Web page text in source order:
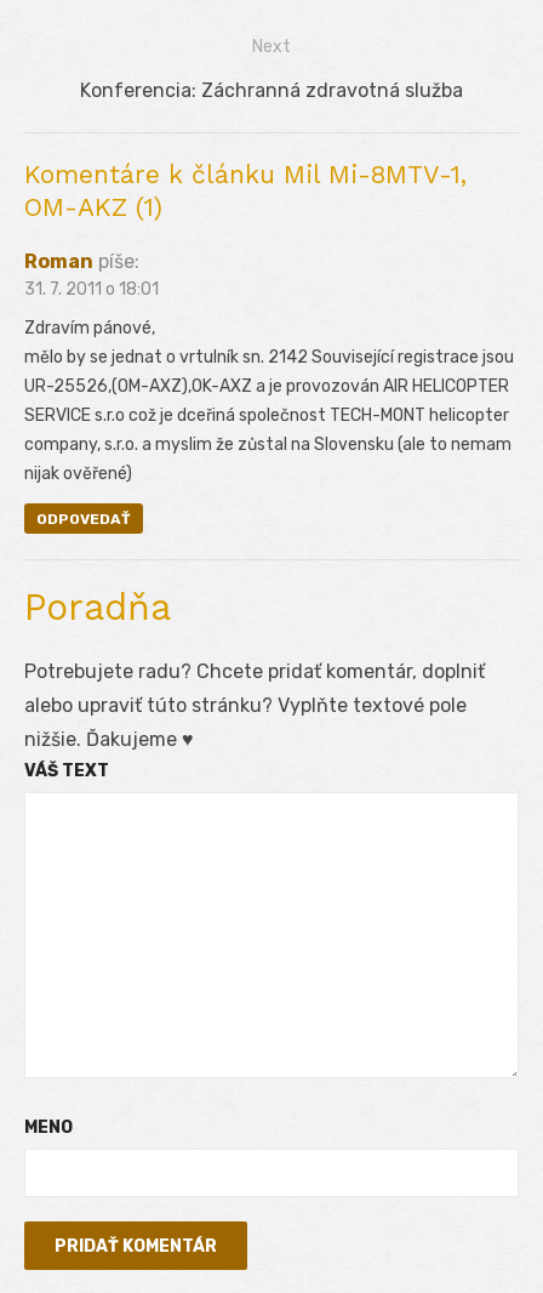
Next
Next
Konferencia: Záchranná zdravotná služba
Komentáre k článku Mil Mi-8MTV-1,
OM-AKZ (1)
Roman píše:
31. 7. 2011 o 18:01
Zdravím pánové,
mělo by se jednat o vrtulník sn. 2142 Související registrace jsou
UR-25526,(OM-AXZ),OK-AXZ a je provozován AIR HELICOPTER
SERVICE s.r.o což je dceřiná společnost TECH-MONT helicopter
company, s.r.o. a myslim že zůstal na Slovensku (ale to nemam
nijak ověřené)
ODPOVEDAŤ
Poradňa
Potrebujete radu? Chcete pridať komentár, doplniť
alebo upraviť túto stránku? Vyplňte textové pole
nižšie. Ďakujeme ♥
VÁŠ TEXT
MENO